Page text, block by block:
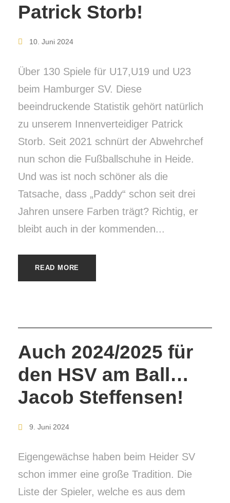
Patrick Storb!
10. Juni 2024
Über 130 Spiele für U17,U19 und U23
beim Hamburger SV. Diese
beeindruckende Statistik gehört natürlich
zu unserem Innenverteidiger Patrick
Storb. Seit 2021 schnürt der Abwehrchef
nun schon die Fußballschuhe in Heide.
Und was ist noch schöner als die
Tatsache, dass „Paddy“ schon seit drei
Jahren unsere Farben trägt? Richtig, er
bleibt auch in der kommenden...
READ MORE
Auch 2024/2025 für
den HSV am Ball…
Jacob Steffensen!
9. Juni 2024
Eigengewächse haben beim Heider SV
schon immer eine große Tradition. Die
Liste der Spieler, welche es aus dem